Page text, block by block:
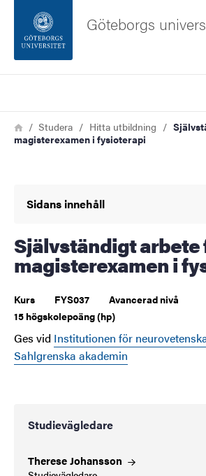
Sidfoten
Om webbplatsen
Göteborgs
Länkstig
HemStudera Hitta utbildning
magisterexamen i fysioterapi
Sidans innehåll
Självständigt arbete för
magisterexamen i
Kurs FYS037
Avancerad nivå
15 högskolepoäng (hp)
Ges vid Institutionen för
Sahlgrenska akademin
Studievägledare
ThereseJohansson